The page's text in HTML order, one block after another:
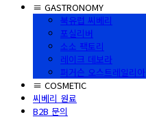
≡ GASTRONOMY
북유럽 씨베리
포실리버
소소 팩토리
레이크 데보라
퍼거슨 오스트레일리아
≡ COSMETIC
씨베리 원료
B2B 문의